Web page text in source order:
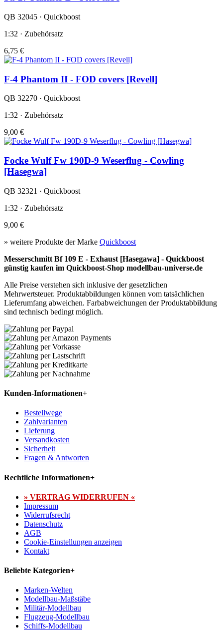
QB 32045 · Quickboost
1:32 · Zubehörsatz
6,75 €
F-4 Phantom II - FOD covers [Revell]
QB 32270 · Quickboost
1:32 · Zubehörsatz
9,00 €
Focke Wulf Fw 190D-9 Weserflug - Cowling
[Hasegwa]
QB 32321 · Quickboost
1:32 · Zubehörsatz
9,00 €
» weitere Produkte der Marke Quickboost
Messerschmitt Bf 109 E - Exhaust [Hasegawa] - Quickboost
günstig kaufen im Quickboost-Shop modellbau-universe.de
Alle Preise verstehen sich inklusive der gesetzlichen
Mehrwertsteuer. Produktabbildungen können vom tatsächlichen
Lieferumfang abweichen. Farbabweichungen der Produktabbildung
sind technisch bedingt möglich.
Kunden-Informationen+
Bestellwege
Zahlvarianten
Lieferung
Versandkosten
Sicherheit
Fragen & Antworten
Rechtliche Informationen+
» VERTRAG WIDERRUFEN «
Impressum
Widerrufsrecht
Datenschutz
AGB
Cookie-Einstellungen anzeigen
Kontakt
Beliebte Kategorien+
Marken-Welten
Modellbau-Maßstäbe
Militär-Modellbau
Flugzeug-Modellbau
Schiffs-Modellbau